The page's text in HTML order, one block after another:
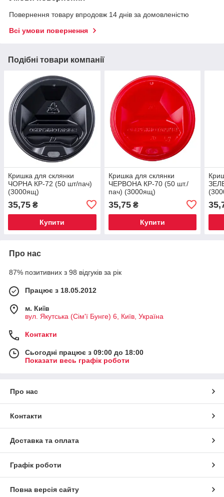
Повернення товару впродовж 14 днів за домовленістю
Всі умови повернення
Подібні товари компанії
Кришка для склянки
ЧОРНА КР-72 (50 шт/пач)
(3000ящ)
35,75 ₴
Купити
Кришка для склянки
ЧЕРВОНА КР-70 (50 шт./
пач) (3000ящ)
35,75₴
Купити
Про нас
87% позитивних з 98 відгуків за рік
Працює з 18.05.2012
м. Київ
вул. Якутська (Сім'ї Бунге) 6, Київ, Україна
Контакти
Сьогодні працює з 09:00 до 18:00
Показати весь графік роботи
Про нас
Контакти
Доставка та оплата
Графік роботи
Повна версія сайту